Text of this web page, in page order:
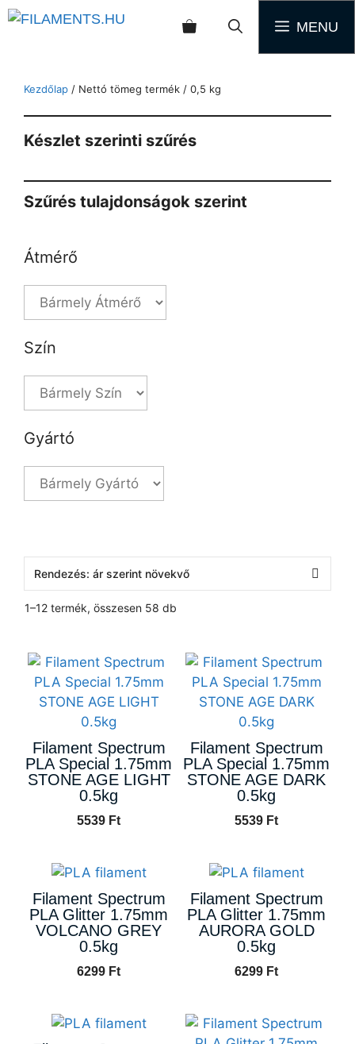
MENU
Kezdőlap / Nettó tömeg termék / 0,5 kg
Készlet szerinti szűrés
Szűrés tulajdonságok szerint
Átmérő
Szín
Gyártó
1–12 termék, összesen 58 db
Filament Spectrum
PLA Special 1.75mm
STONE AGE LIGHT
0.5kg
5539 Ft
Filament Spectrum
PLA Special 1.75mm
STONE AGE DARK
0.5kg
5539 Ft
Filament Spectrum
PLA Glitter 1.75mm
VOLCANO GREY
0.5kg
6299 Ft
Filament Spectrum
PLA Glitter 1.75mm
AURORA GOLD
0.5kg
6299 Ft